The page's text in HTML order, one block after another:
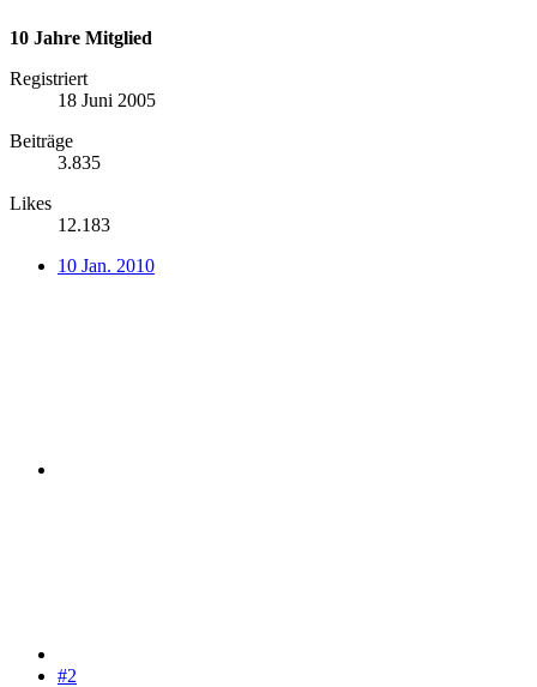
10 Jahre Mitglied
Registriert
18 Juni 2005
Beiträge
3.835
Likes
12.183
10 Jan. 2010
#2